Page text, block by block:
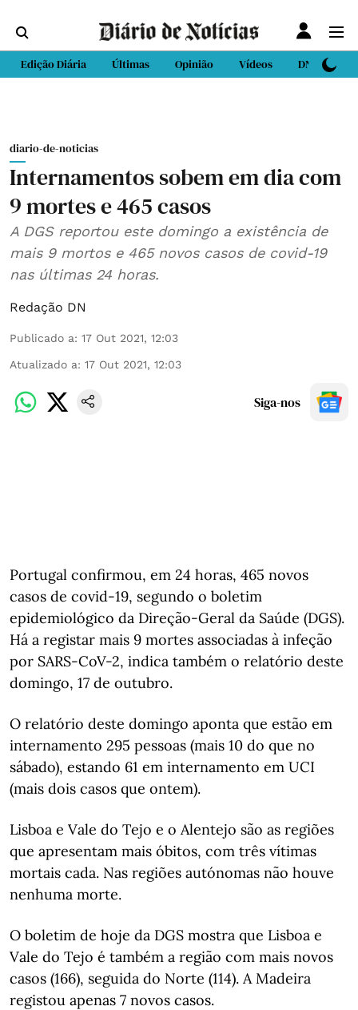
Edição Diária Últimas Opinião Vídeos DN Sport
diario-de-noticias
Internamentos sobem em dia com
9 mortes e 465 casos
A DGS reportou este domingo a existência de
mais 9 mortos e 465 novos casos de covid-19
nas últimas 24 horas.
Redação DN
Publicado a: 17 Out 2021, 12:03
Atualizado a: 17 Out 2021, 12:03
Siga-nos
Portugal confirmou, em 24 horas, 465 novos
casos de covid-19, segundo o boletim
epidemiológico da Direção-Geral da Saúde (DGS).
Há a registar mais 9 mortes associadas à infeção
por SARS-CoV-2, indica também o relatório deste
domingo, 17 de outubro.
O relatório deste domingo aponta que estão em
internamento 295 pessoas (mais 10 do que no
sábado), estando 61 em internamento em UCI
(mais dois casos que ontem).
Lisboa e Vale do Tejo e o Alentejo são as regiões
que apresentam mais óbitos, com três vítimas
mortais cada. Nas regiões autónomas não houve
nenhuma morte.
O boletim de hoje da DGS mostra que Lisboa e
Vale do Tejo é também a região com mais novos
casos (166), seguida do Norte (114). A Madeira
registou apenas 7 novos casos.